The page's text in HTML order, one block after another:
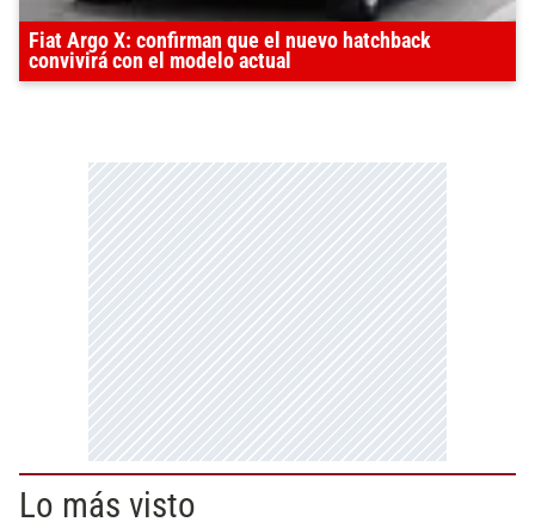
Fiat Argo X: confirman que el nuevo hatchback
convivirá con el modelo actual
Lo más visto